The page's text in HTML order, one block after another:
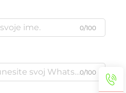
0/100
0/100